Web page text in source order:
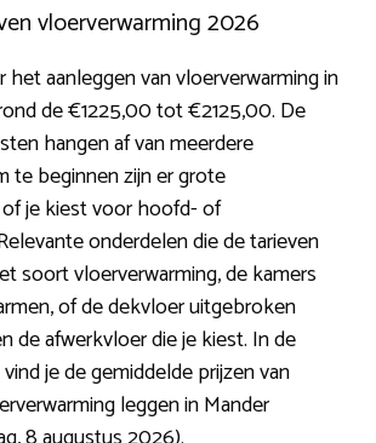
vloerverwarming 2026
aanleggen van vloerverwarming in
de €1225,00 tot €2125,00. De
hangen af van meerdere
te beginnen zijn er grote
je kiest voor hoofd- of
onderdelen die de tarieven
soort vloerverwarming, de kamers
of de dekvloer uitgebroken
de afwerkvloer die je kiest. In de
je de gemiddelde prijzen van
leggen in Mander